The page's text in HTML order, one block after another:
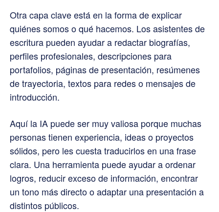
Otra capa clave está en la forma de explicar
quiénes somos o qué hacemos. Los asistentes de
escritura pueden ayudar a redactar biografías,
perfiles profesionales, descripciones para
portafolios, páginas de presentación, resúmenes
de trayectoria, textos para redes o mensajes de
introducción.
Aquí la IA puede ser muy valiosa porque muchas
personas tienen experiencia, ideas o proyectos
sólidos, pero les cuesta traducirlos en una frase
clara. Una herramienta puede ayudar a ordenar
logros, reducir exceso de información, encontrar
un tono más directo o adaptar una presentación a
distintos públicos.